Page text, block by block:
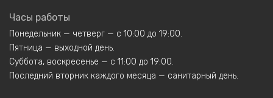
Часы работы
Понедельник — четверг — с 10:00 до 19:00.
Пятница — выходной день.
Суббота, воскресенье — с 11:00 до 19:00.
Последний вторник каждого месяца — санитарный день.